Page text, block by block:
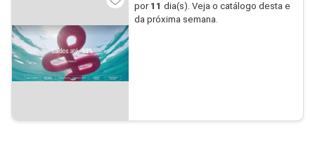
por 11 dia(s). Veja o catálogo desta e
da próxima semana.